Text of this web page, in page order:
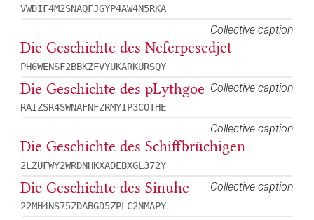
VWDIF4M2SNAQFJGYP4AW4N5RKA
Collective caption
Die Geschichte des Neferpesedjet
PH6WENSF2BBKZFVYUKARKURSQY
Collective caption
Die Geschichte des pLythgoe
RAIZSR4SWNAFNFZRMYIP3COTHE
Collective caption
Die Geschichte des Schiffbrüchigen
2LZUFWY2WRDNHKXADEBXGL372Y
Collective caption
Die Geschichte des Sinuhe
22MH4NS75ZDABGD5ZPLC2NMAPY